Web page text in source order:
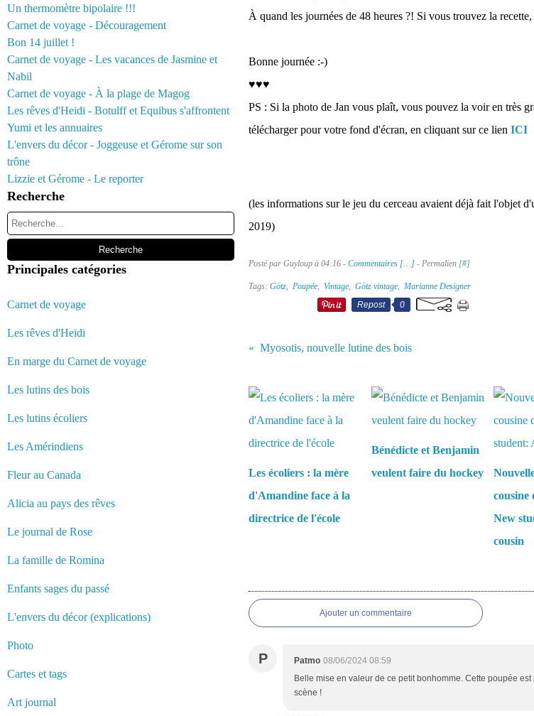
Un thermomètre bipolaire !!!
Carnet de voyage - Découragement
Bon 14 juillet !
Carnet de voyage - Les vacances de Jasmine et
Nabil
Carnet de voyage - À la plage de Magog
Les rêves d'Heidi - Botulff et Equibus s'affrontent
Yumi et les annuaires
L'envers du décor - Joggeuse et Gérome sur son
trône
Lizzie et Gérome - Le reporter
Recherche
Principales catégories
Carnet de voyage
Les rêves d'Heidi
En marge du Carnet de voyage
Les lutins des bois
Les lutins écoliers
Les Amérindiens
Fleur au Canada
Alicia au pays des rêves
Le journal de Rose
La famille de Romina
Enfants sages du passé
L'envers du décor (explications)
Photo
Cartes et tags
Art journal
À quand les journées de 48 heures ?! Si vous trouvez la
Bonne journée :-)
♥♥♥
PS : Si la photo de Jan vous plaît, vous pouvez la voir en très
télécharger pour votre fond d'écran, en cliquant sur ce lien ICI
(les informations sur le jeu du cerceau avaient déjà fait l'objet
2019)
Posté par Guyloup à 04:16 - Commentaires […] - Permalien [#]
Tags: Götz, Poupée, Vintage, Götz vintage, Marianne Designer
Repost
0
Myosotis, nouvelle lutine des bois
Les écoliers : la mère
d'Amandine face à la
directrice de l'école
Bénédicte et Benjamin
veulent faire du hockey
cousine
New
cousin
Ajouter un commentaire
P Patmo 08/06/2024 08:59
Belle mise en valeur de ce petit bonhomme. Cette poupée
scène !